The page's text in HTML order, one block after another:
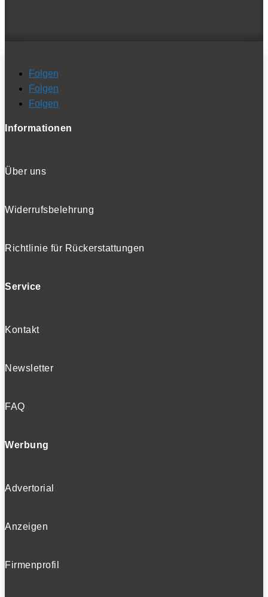
Folgen
Folgen
Folgen
Informationen
Über uns
Widerrufsbelehrung
Richtlinie für Rückerstattungen
Service
Kontakt
Newsletter
FAQ
Werbung
Advertorial
Anzeigen
Firmenprofil